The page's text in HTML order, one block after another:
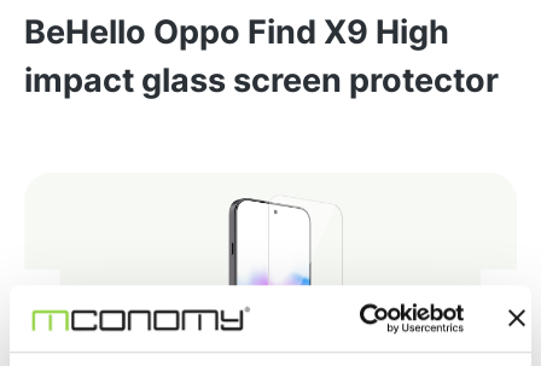
BeHello Oppo Find X9 High
impact glass screen protector